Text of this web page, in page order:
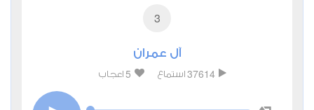
3
آل عمران
37614 استماع 5 اعجاب